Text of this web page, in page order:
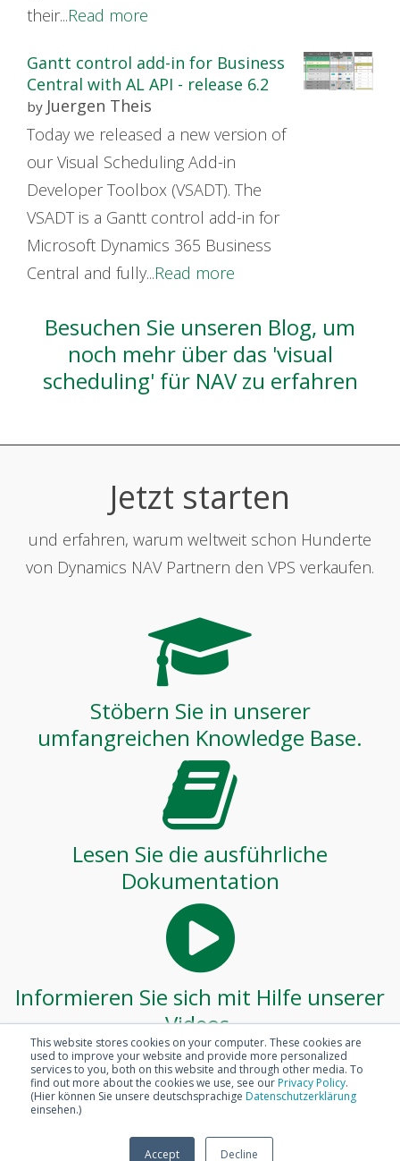
This website stores cookies on your computer. These cookies are
used to improve your website and provide more personalized
services to you, both on this website and through other media. To
find out more about the cookies we use, see ourPrivacy Policy.
(Hier können Sie unsere deutschsprachige Datenschutzerklärung
einsehen.)
Accept Decline
their...Read more
Gantt control add-in for Business
Central with AL API - release 6.2
by Juergen Theis
Today we released a new version of
our Visual Scheduling Add-in
Developer Toolbox (VSADT). The
VSADT is a Gantt control add-in for
Microsoft Dynamics 365 Business
Central and fully...Read more
Besuchen Sie unseren Blog, um
noch mehr über das 'visual
scheduling' für NAV zu erfahren
Jetzt starten
und erfahren, warum weltweit schon Hunderte
von Dynamics NAV Partnern den VPS verkaufen.
Stöbern Sie in unserer
umfangreichen Knowledge Base.
Lesen Sie die ausführliche
Dokumentation
Informieren Sie sich mit Hilfe unserer
Videos
Werden Sie Partner für den Visual